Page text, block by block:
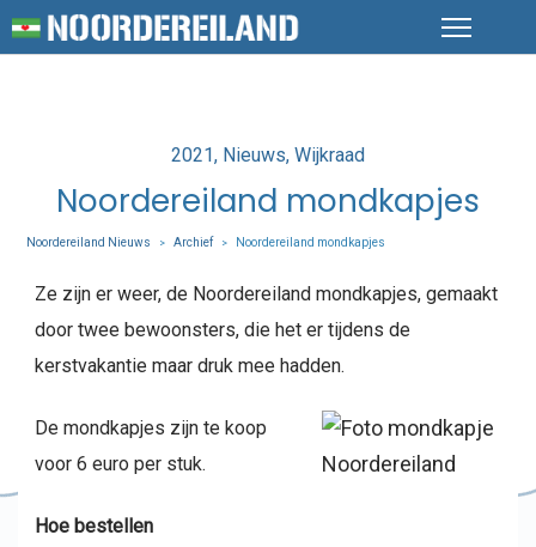
Posted
2021 Nieuws Wijkraad
Noordereiland mondkapjes
Noordereiland Nieuws > Archief > Noordereiland mondkapjes
Ze zijn er weer, de Noordereiland mondkapjes, gemaakt
door twee bewoonsters, die het er tijdens de
kerstvakantie maar druk mee hadden.
De mondkapjes zijn te koop
voor 6 euro per stuk.
Hoe bestellen